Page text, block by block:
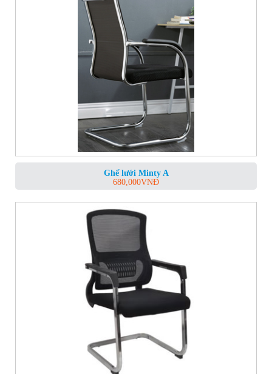
Ghế lưới Minty A
680,000VNĐ